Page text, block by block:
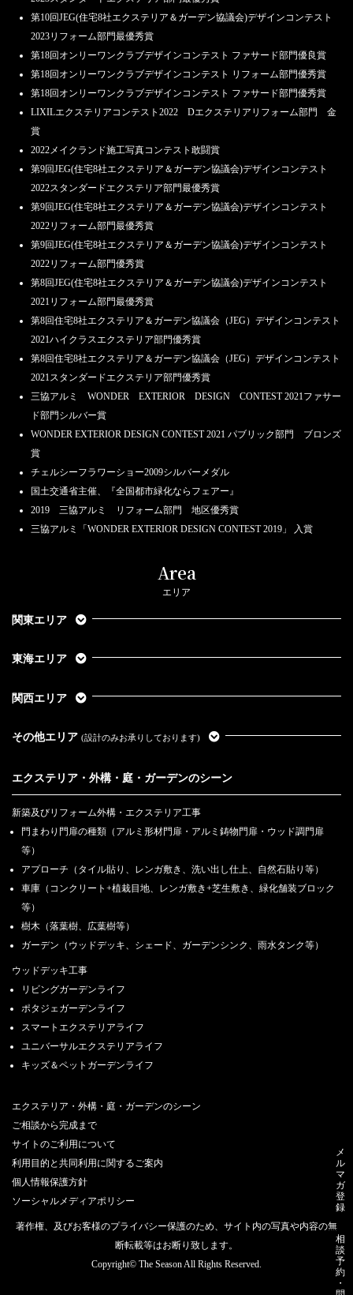
第10回JEG(住宅8社エクステリア＆ガーデン協議会)デザインコンテスト
2023リフォーム部門最優秀賞
第18回オンリーワンクラブデザインコンテスト ファサード部門優良賞
第18回オンリーワンクラブデザインコンテスト リフォーム部門優秀賞
第18回オンリーワンクラブデザインコンテスト ファサード部門優秀賞
LIXILエクステリアコンテスト2022 Dエクステリアリフォーム部門 金
賞
2022メイクランド施工写真コンテスト敢闘賞
第9回JEG(住宅8社エクステリア＆ガーデン協議会)デザインコンテスト
2022スタンダードエクステリア部門最優秀賞
第9回JEG(住宅8社エクステリア＆ガーデン協議会)デザインコンテスト
2022リフォーム部門最優秀賞
第9回JEG(住宅8社エクステリア＆ガーデン協議会)デザインコンテスト
2022リフォーム部門優秀賞
第8回JEG(住宅8社エクステリア＆ガーデン協議会)デザインコンテスト
2021リフォーム部門最優秀賞
第8回住宅8社エクステリア＆ガーデン協議会（JEG）デザインコンテスト
2021ハイクラスエクステリア部門優秀賞
第8回住宅8社エクステリア＆ガーデン協議会（JEG）デザインコンテスト
2021スタンダードエクステリア部門優秀賞
三協アルミ WONDER EXTERIOR DESIGN CONTEST 2021ファサー
ド部門シルバー賞
WONDER EXTERIOR DESIGN CONTEST 2021 パブリック部門 ブロンズ
賞
チェルシーフラワーショー2009シルバーメダル
国土交通省主催、『全国都市緑化ならフェアー』
2019 三協アルミ リフォーム部門 地区優秀賞
三協アルミ「WONDER EXTERIOR DESIGN CONTEST 2019」 入賞
Area
エリア
関東エリア
東海エリア
関西エリア
その他エリア (設計のみお承りしております)
エクステリア・外構・庭・ガーデンのシーン
新築及びリフォーム外構・エクステリア工事
門まわり門扉の種類（アルミ形材門扉・アルミ鋳物門扉・ウッド調門扉
等）
アプローチ（タイル貼り、レンガ敷き、洗い出し仕上、自然石貼り等）
車庫（コンクリート+植栽目地、レンガ敷き+芝生敷き、緑化舗装ブロック
等）
樹木（落葉樹、広葉樹等）
ガーデン（ウッドデッキ、シェード、ガーデンシンク、雨水タンク等）
ウッドデッキ工事
リビングガーデンライフ
ポタジェガーデンライフ
スマートエクステリアライフ
ユニバーサルエクステリアライフ
キッズ＆ペットガーデンライフ
エクステリア・外構・庭・ガーデンのシーン
ご相談から完成まで
サイトのご利用について
利用目的と共同利用に関するご案内
個人情報保護方針
ソーシャルメディアポリシー
著作権、及びお客様のプライバシー保護のため、サイト内の写真や内容の無
断転載等はお断り致します。
Copyright© The Season All Rights Reserved.
メ
ル
マ
ガ
登
録
相
談
予
約
・